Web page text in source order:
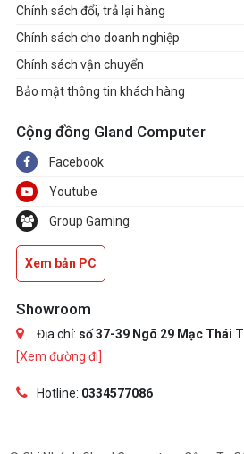
Chính sách đổi, trả lại hàng
Chính sách cho doanh nghiệp
Chính sách vận chuyển
Bảo mật thông tin khách hàng
Cộng đồng Gland Computer
Facebook
Youtube
Group Gaming
Xem bản PC
Showroom
Địa chỉ: số 37-39 Ngõ 29 Mạc Thái
[Xem đường đi]
Hotline: 0334577086